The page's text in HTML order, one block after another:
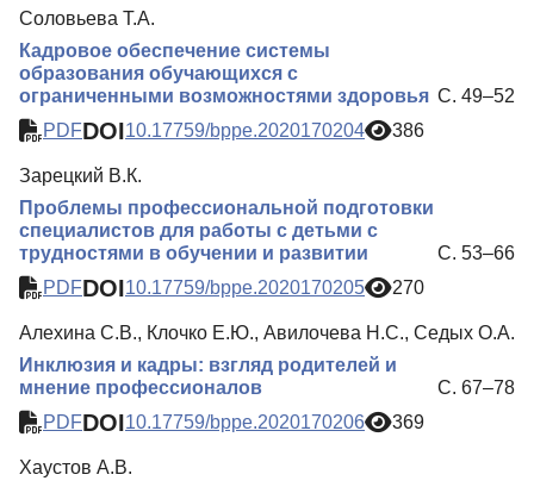
Соловьева Т.А.
Кадровое обеспечение системы
образования обучающихся с
ограниченными возможностями здоровья С. 49–52
PDFDOI10.17759/bppe.2020170204 386
Зарецкий В.К.
Проблемы профессиональной подготовки
специалистов для работы с детьми с
трудностями в обучении и развитии
С. 53–66
PDFDOI10.17759/bppe.2020170205 270
Алехина С.В., Клочко Е.Ю., Авилочева Н.С., Седых О.А.
Инклюзия и кадры: взгляд родителей и
мнение профессионалов
С. 67–78
PDFDOI10.17759/bppe.2020170206 369
Хаустов А.В.